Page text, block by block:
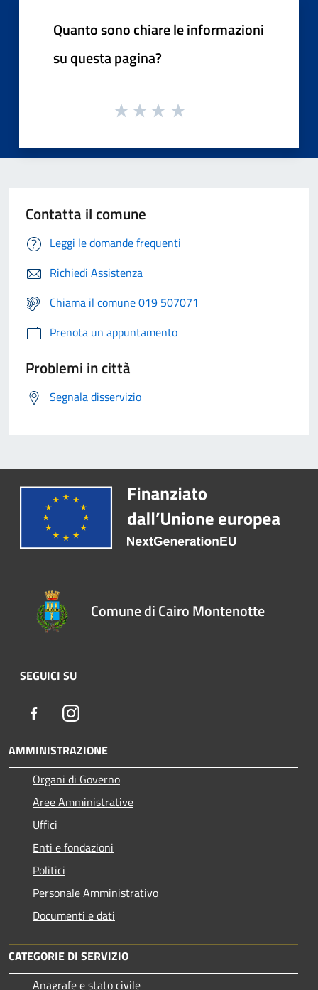
Quanto sono chiare le informazioni
su questa pagina?
Contatta il comune
Leggi le domande frequenti
Richiedi Assistenza
Chiama il comune 019 507071
Prenota un appuntamento
Problemi in città
Segnala disservizio
Comune di Cairo Montenotte
SEGUICI SU
FacebookInstagram
AMMINISTRAZIONE
Organi di Governo
Aree Amministrative
Uffici
Enti e fondazioni
Politici
Personale Amministrativo
Documenti e dati
CATEGORIE DI SERVIZIO
Anagrafe e stato civile